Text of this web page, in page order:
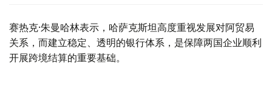
赛热克·朱曼哈林表示，哈萨克斯坦高度重视发展对阿贸易
关系，而建立稳定、透明的银行体系，是保障两国企业顺利
开展跨境结算的重要基础。